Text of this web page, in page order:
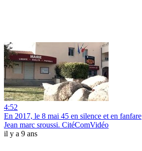
4:52
En 2017, le 8 mai 45 en silence et en fanfare
Jean marc sroussi. CitéComVidéo
il y a 9 ans